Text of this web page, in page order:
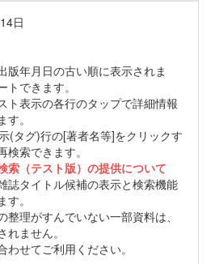
日
版年月日の古い順に表示されま
できます。
ト表示の各行のタップで詳細情報
。
(タグ)行の[著者名等]をクリックす
検索できます。
索（テスト版）の提供について
誌タイトル候補の表示と検索機能
。
整理がすんでいない一部資料は、
ません。
わせてご利用ください。